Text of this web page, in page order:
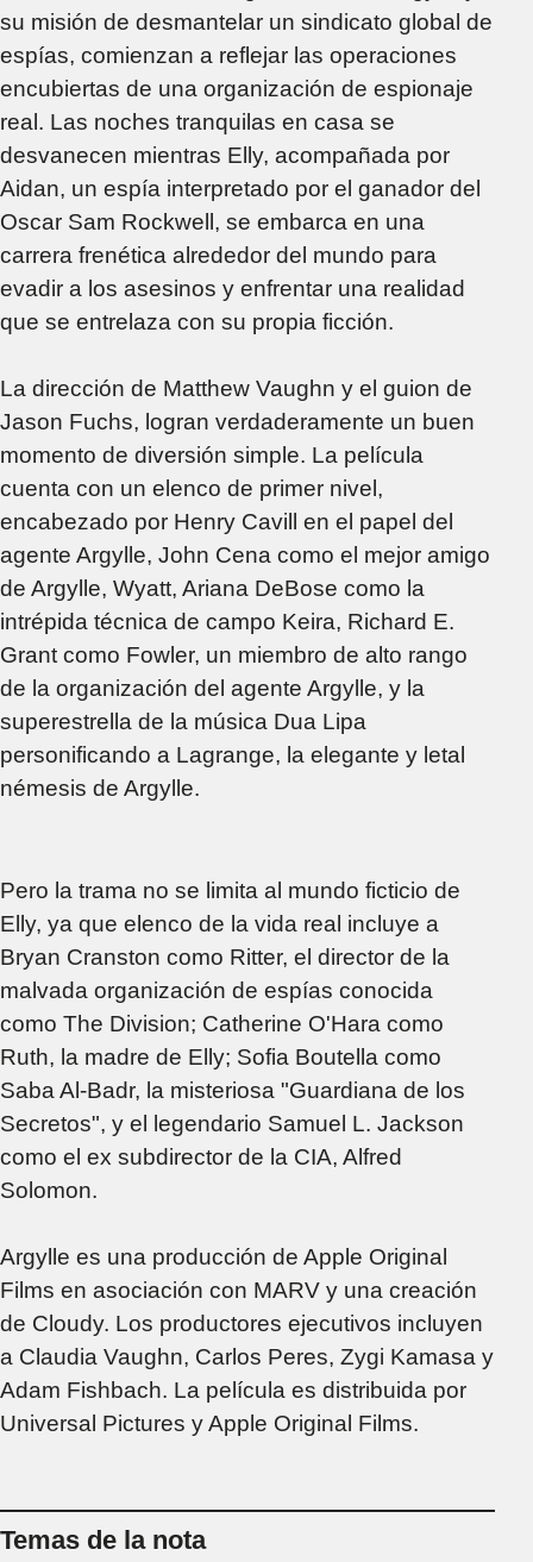
su misión de desmantelar un sindicato global de
espías, comienzan a reflejar las operaciones
encubiertas de una organización de espionaje
real. Las noches tranquilas en casa se
desvanecen mientras Elly, acompañada por
Aidan, un espía interpretado por el ganador del
Oscar Sam Rockwell, se embarca en una
carrera frenética alrededor del mundo para
evadir a los asesinos y enfrentar una realidad
que se entrelaza con su propia ficción.
La dirección de Matthew Vaughn y el guion de
Jason Fuchs, logran verdaderamente un buen
momento de diversión simple. La película
cuenta con un elenco de primer nivel,
encabezado por Henry Cavill en el papel del
agente Argylle, John Cena como el mejor amigo
de Argylle, Wyatt, Ariana DeBose como la
intrépida técnica de campo Keira, Richard E.
Grant como Fowler, un miembro de alto rango
de la organización del agente Argylle, y la
superestrella de la música Dua Lipa
personificando a Lagrange, la elegante y letal
némesis de Argylle.
Pero la trama no se limita al mundo ficticio de
Elly, ya que elenco de la vida real incluye a
Bryan Cranston como Ritter, el director de la
malvada organización de espías conocida
como The Division; Catherine O'Hara como
Ruth, la madre de Elly; Sofia Boutella como
Saba Al-Badr, la misteriosa "Guardiana de los
Secretos", y el legendario Samuel L. Jackson
como el ex subdirector de la CIA, Alfred
Solomon.
Argylle es una producción de Apple Original
Films en asociación con MARV y una creación
de Cloudy. Los productores ejecutivos incluyen
a Claudia Vaughn, Carlos Peres, Zygi Kamasa y
Adam Fishbach. La película es distribuida por
Universal Pictures y Apple Original Films.
Temas de la nota